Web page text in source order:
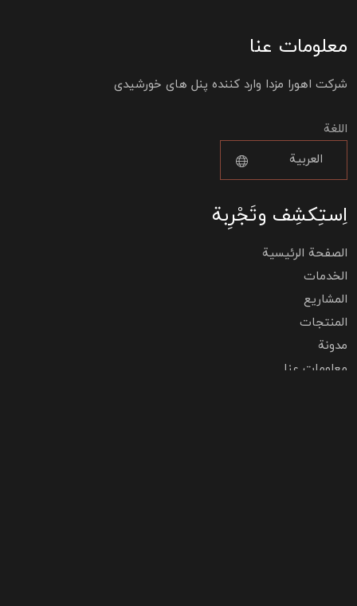
معلومات عنا
شرکت اهورا مزدا وارد کننده پنل های خورشیدی
اللغة
اِستِكشِف وتَجْرِبة
الصفحة الرئيسية
الخدمات
المشاريع
المنتجات
مدونة
معلومات عنا